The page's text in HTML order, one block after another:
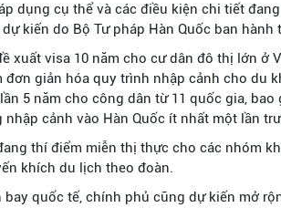
dụng cụ thể và các điều kiện chi tiết
kiến do Bộ Tư pháp Hàn Quốc ban hành
xuất visa 10 năm cho cư dân đô thị lớn ở
đơn giản hóa quy trình nhập cảnh cho du
5 năm cho công dân từ 11 quốc gia, bao
nhập cảnh vào Hàn Quốc ít nhất một lần
thí điểm miễn thị thực cho các nhóm
khích du lịch theo đoàn.
bay quốc tế, chính phủ cũng dự kiến mở